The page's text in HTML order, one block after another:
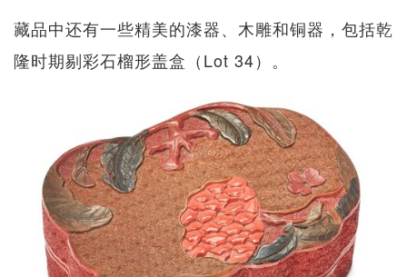
藏品中还有一些精美的漆器、木雕和铜器，包括乾
隆时期剔彩石榴形盖盒（Lot 34）。